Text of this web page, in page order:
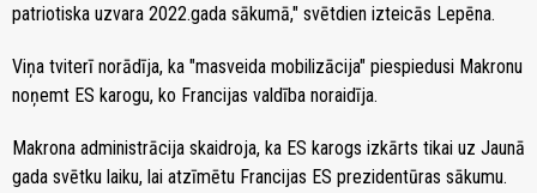
patriotiska uzvara 2022.gada sākumā," svētdien izteicās Lepēna.
Viņa tviterī norādīja, ka "masveida mobilizācija" piespiedusi Makronu
noņemt ES karogu, ko Francijas valdība noraidīja.
Makrona administrācija skaidroja, ka ES karogs izkārts tikai uz Jaunā
gada svētku laiku, lai atzīmētu Francijas ES prezidentūras sākumu.